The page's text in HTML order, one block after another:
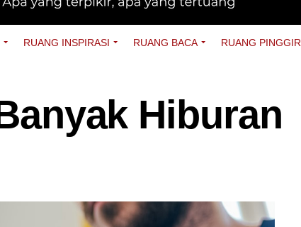
RUANG INSPIRASI RUANG BACA RUANG PINGGIR
Hiburan